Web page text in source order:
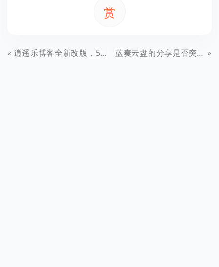
赏
逍遥乐博客全新改版，5年来首次大改，我做了哪些改动 蓝奏云盘的分享是否突然挂了？附上解决办法